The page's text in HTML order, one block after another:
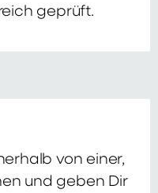
geprüft.
von einer,
und geben Dir